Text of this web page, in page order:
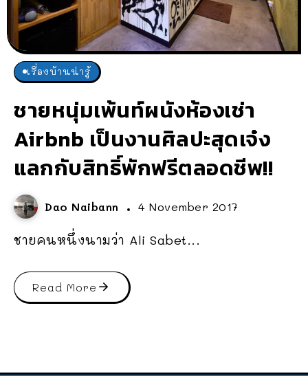
เรื่องบ้านน่ารู้
ชายหนุ่มเพ้นท์ผนังห้องเช่า
Airbnb เป็นงานศิลปะสุดเจ๋ง
แลกกับสิทธิ์พักฟรีตลอดชีพ!!
Dao Naibann 4 November 2017
ชายคนหนึ่งนามว่า Ali Sabet...
Read More